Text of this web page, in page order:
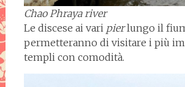
Chao Phraya river
Le discese ai vari pierlungo il
permetteranno di visitare i più
templi con comodità.